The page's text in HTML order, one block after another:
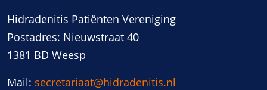
Hidradenitis Patiënten Vereniging
Postadres: Nieuwstraat 40
1381 BD Weesp
Mail: secretariaat@hidradenitis.nl